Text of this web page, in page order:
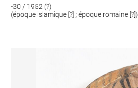
-30 / 1952 (?)
(époque islamique [?] ; époque romaine [?])